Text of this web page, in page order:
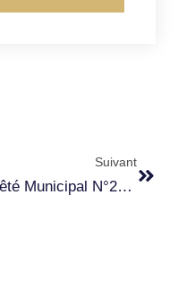
Suivant
Arrêté Municipal N°2024-03 Circulation Sur D80